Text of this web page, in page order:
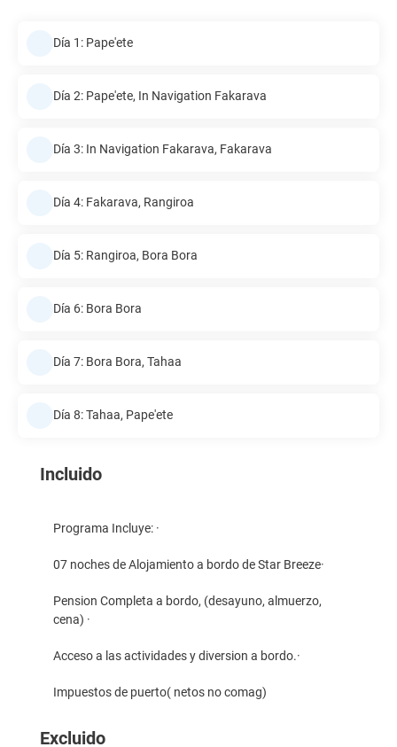
Día 1: Pape'ete
Día 2: Pape'ete, In Navigation Fakarava
Día 3: In Navigation Fakarava, Fakarava
Día 4: Fakarava, Rangiroa
Día 5: Rangiroa, Bora Bora
Día 6: Bora Bora
Día 7: Bora Bora, Tahaa
Día 8: Tahaa, Pape'ete
Incluido
Programa Incluye: ·
07 noches de Alojamiento a bordo de Star Breeze·
Pension Completa a bordo, (desayuno, almuerzo,
cena) ·
Acceso a las actividades y diversion a bordo.·
Impuestos de puerto( netos no comag)
Excluido